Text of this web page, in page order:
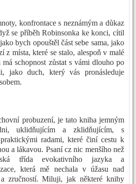
konfrontace s neznámým a důkaz
se příběh Robinsonka ke konci, cítil
bych opouštěl část sebe sama, jako
z místa, které se stalo, alespoň v malé
schopnost zůstat s vámi dlouho po
jako duch, který vás pronásleduje
probuzení, je tato kniha jemným
uklidňujícím a zklidňujícím, s
radami, které činí cestu k
a lákavou. Psaní cz nic menšího než
třída evokativního jazyka a
která mě nechala v úžasu nad
a zručností. Miluji, jak některé knihy